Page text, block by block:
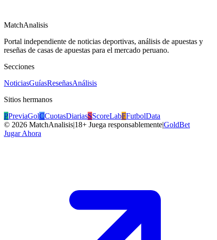
MatchAnalisis
Portal independiente de noticias deportivas, análisis de apuestas y
reseñas de casas de apuestas para el mercado peruano.
Secciones
NoticiasGuíasReseñasAnálisis
Sitios hermanos
PPreviaGolCCuotasDiariasSScoreLabFFutbolData
© 2026 MatchAnalisis|18+ Juega responsablemente|GoldBet
Jugar Ahora